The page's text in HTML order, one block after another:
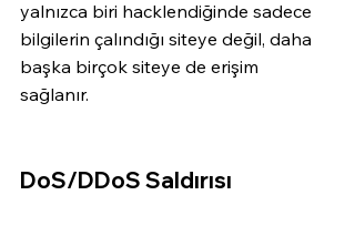
yalnızca biri hacklendiğinde sadece
bilgilerin çalındığı siteye değil, daha
başka birçok siteye de erişim
sağlanır.
DoS/DDoS Saldırısı